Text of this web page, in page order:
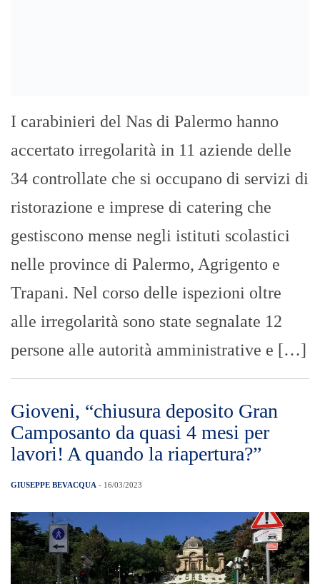
I carabinieri del Nas di Palermo hanno
accertato irregolarità in 11 aziende delle
34 controllate che si occupano di servizi di
ristorazione e imprese di catering che
gestiscono mense negli istituti scolastici
nelle province di Palermo, Agrigento e
Trapani. Nel corso delle ispezioni oltre
alle irregolarità sono state segnalate 12
persone alle autorità amministrative e […]
Gioveni, “chiusura deposito Gran
Camposanto da quasi 4 mesi per
lavori! A quando la riapertura?”
GIUSEPPE BEVACQUA - 16/03/2023